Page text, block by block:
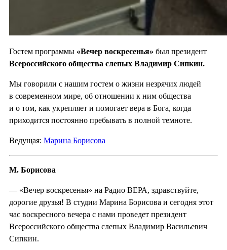
Гостем программы «Вечер воскресенья» был президент
Всероссийского общества слепых Владимир Сипкин.
Мы говорили с нашим гостем о жизни незрячих людей
в современном мире, об отношении к ним общества
и о том, как укрепляет и помогает вера в Бога, когда
приходится постоянно пребывать в полной темноте.
Ведущая: Марина Борисова
М. Борисова
— «Вечер воскресенья» на Радио ВЕРА, здравствуйте,
дорогие друзья! В студии Марина Борисова и сегодня этот
час воскресного вечера с нами проведет президент
Всероссийского общества слепых Владимир Васильевич
Сипкин.